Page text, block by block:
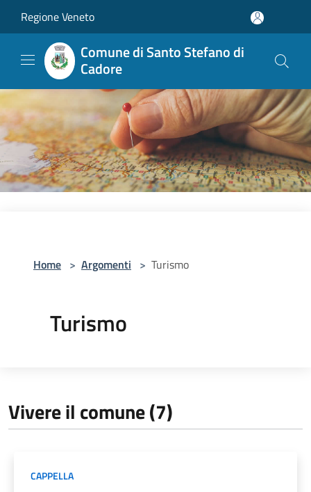
Regione Veneto
Comune di Santo Stefano di
Cadore
Home > Argomenti > Turismo
Turismo
Vivere il comune (7)
CAPPELLA